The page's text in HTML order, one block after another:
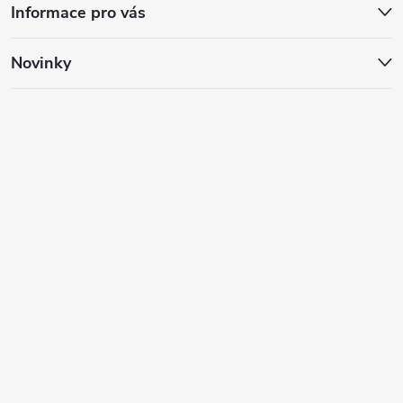
Informace pro vás
Novinky